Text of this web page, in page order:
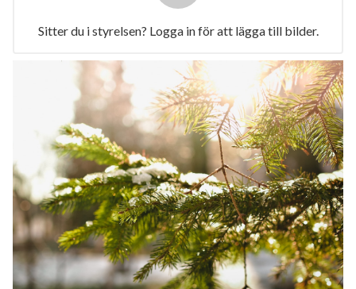
Sitter du i styrelsen? Logga in för att lägga till bilder.